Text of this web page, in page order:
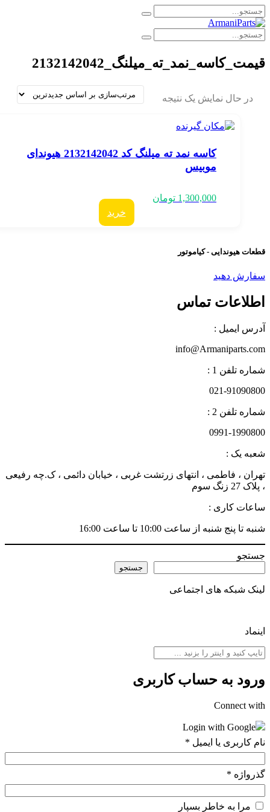
در حال نمایش یک نتیجه
کاسه نمد ته میلنگ کد 2132142042 هیوندای
موبیس
1,300,000 تومان
خرید
هیوندایی - کیاموتور
دهید
تماس
ایمیل :
تلفن 1 :
021-
تلفن 2 :
0991-
یک :
، فاطمی ، انتهای زرتشت غربی ، خیابان دائمی ، ک.چه رفیعی
27 زنگ سوم
کاری :
تا پنج شنبه از ساعت 10:00 تا ساعت 16:00
جستجو
شبکه های اجتماعی
به حساب کاربری
Connect
Login with Google
کاربری یا ایمیل*
*
مرا به خاطر بسپار